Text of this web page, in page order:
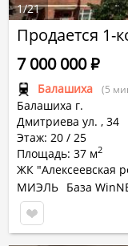
Продается 1-
Балашиха (5
Балашиха г.
Дмитриева ул. , 34
Этаж: 20 / 25
Площадь: 37 м2
ЖК "Алексеевская
7 000 000Р
МИЭЛЬ База
1/21